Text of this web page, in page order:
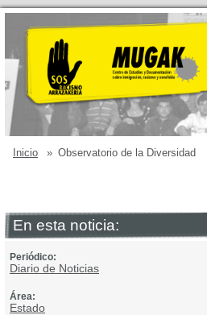
Inicio » Observatorio de la Diversidad
En esta noticia:
Periódico:
Diario de Noticias
Área:
Estado